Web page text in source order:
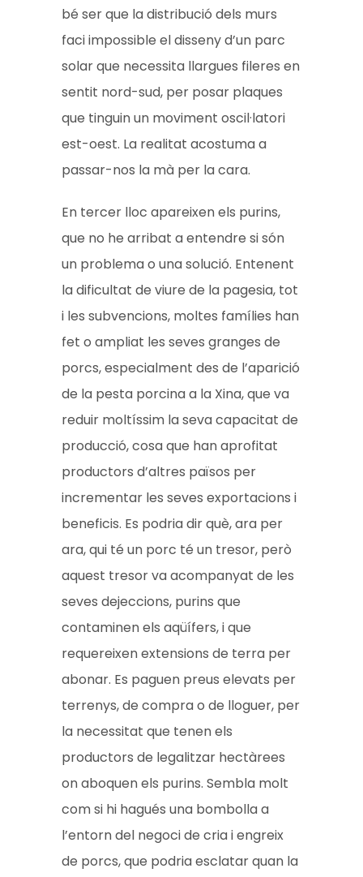
bé ser que la distribució dels murs
faci impossible el disseny d’un parc
solar que necessita llargues fileres en
sentit nord-sud, per posar plaques
que tinguin un moviment oscil·latori
est-oest. La realitat acostuma a
passar-nos la mà per la cara.
En tercer lloc apareixen els purins,
que no he arribat a entendre si són
un problema o una solució. Entenent
la dificultat de viure de la pagesia, tot
i les subvencions, moltes famílies han
fet o ampliat les seves granges de
porcs, especialment des de l’aparició
de la pesta porcina a la Xina, que va
reduir moltíssim la seva capacitat de
producció, cosa que han aprofitat
productors d’altres països per
incrementar les seves exportacions i
beneficis. Es podria dir què, ara per
ara, qui té un porc té un tresor, però
aquest tresor va acompanyat de les
seves dejeccions, purins que
contaminen els aqüífers, i que
requereixen extensions de terra per
abonar. Es paguen preus elevats per
terrenys, de compra o de lloguer, per
la necessitat que tenen els
productors de legalitzar hectàrees
on aboquen els purins. Sembla molt
com si hi hagués una bombolla a
l’entorn del negoci de cria i engreix
de porcs, que podria esclatar quan la